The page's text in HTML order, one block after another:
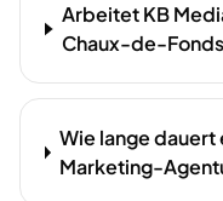
Arbeitet KB
Chaux-de-
Wie lange dauert
Marketing-